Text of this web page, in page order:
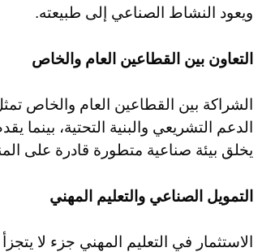
ويعود النشاط الصناعي إلى طبيعته.
التعاون بين القطاعين العام والخاص
الشراكة بين القطاعين العام والخاص
الدعم التشريعي والبنية التحتية، بينما
يخلق بيئة صناعية متطورة قادرة على
التمويل الصناعي والتعليم المهني
الاستثمار في التعليم المهني جزء لا